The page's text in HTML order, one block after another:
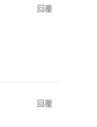
回覆
回覆